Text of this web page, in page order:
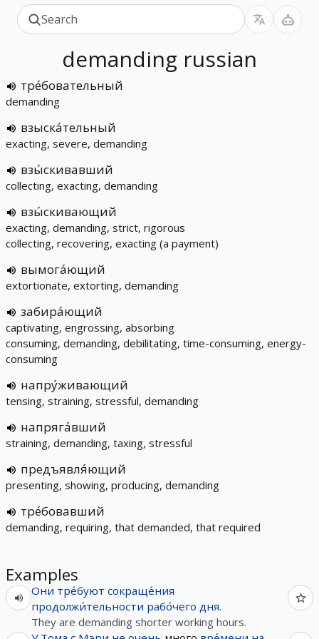
demanding russian
тре́бовательный
demanding
взыска́тельный
exacting, severe, demanding
взы́скивавший
collecting, exacting, demanding
взы́скивающий
exacting, demanding, strict, rigorous
collecting, recovering, exacting (a payment)
вымога́ющий
extortionate, extorting, demanding
забира́ющий
captivating, engrossing, absorbing
consuming, demanding, debilitating, time-consuming, energy-
consuming
напру́живающий
tensing, straining, stressful, demanding
напряга́вший
straining, demanding, taxing, stressful
предъявля́ющий
presenting, showing, producing, demanding
тре́бовавший
demanding, requiring, that demanded, that required
Examples
Они тре́буют сокраще́ния
продолжи́тельности рабо́чего дня.
They are demanding shorter working hours.